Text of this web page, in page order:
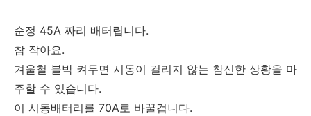
순정 45A 짜리 배터립니다.
참 작아요.
겨울철 블박 켜두면 시동이 걸리지 않는 참신한 상황을 마
주할 수 있습니다.
이 시동배터리를 70A로 바꿀겁니다.